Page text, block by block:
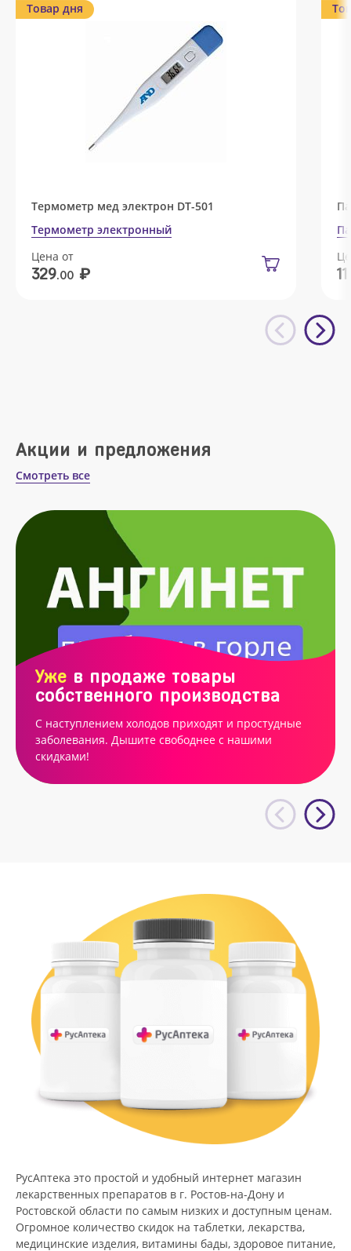
Товар дня
Термометр мед электрон DT-501
Термометр электронный
Цена от
329.00 ₽ 11
Акции и предложения
Смотреть все
Уже в продаже товары
собственного производства
С наступлением холодов приходят и простудные
заболевания. Дышите свободнее с нашими
скидками!
РусАптека это простой и удобный интернет магазин
лекарственных препаратов в г. Ростов-на-Дону и
Ростовской области по самым низких и доступным ценам.
Огромное количество скидок на таблетки, лекарства,
медицинские изделия, витамины бады, здоровое питание,